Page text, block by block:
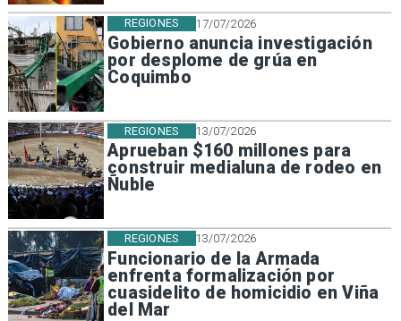
17/07/2026
Gobierno anuncia investigación
por desplome de grúa en
Coquimbo
REGIONES
13/07/2026
Aprueban $160 millones para
construir medialuna de rodeo en
Ñuble
REGIONES
13/07/2026
Funcionario de la Armada
enfrenta formalización por
cuasidelito de homicidio en Viña
del Mar
REGIONES